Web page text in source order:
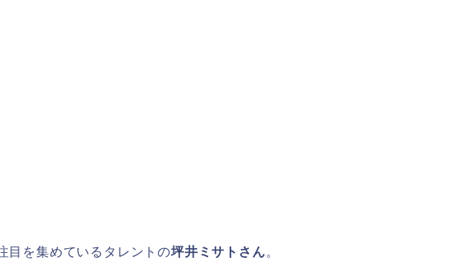
目を集めているタレントの坪井ミサトさん。